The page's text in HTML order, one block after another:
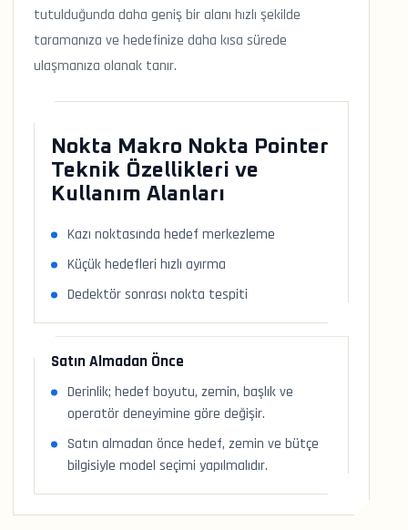
tutulduğunda daha geniş bir alanı hızlı şekilde
taramanıza ve hedefinize daha kısa sürede
ulaşmanıza olanak tanır.
Nokta Makro Nokta Pointer
Teknik Özellikleri ve
Kullanım Alanları
Kazı noktasında hedef merkezleme
Küçük hedefleri hızlı ayırma
Dedektör sonrası nokta tespiti
Satın Almadan Önce
Derinlik; hedef boyutu, zemin, başlık ve
operatör deneyimine göre değişir.
Satın almadan önce hedef, zemin ve bütçe
bilgisiyle model seçimi yapılmalıdır.